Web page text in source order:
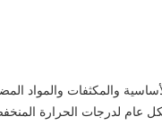
والمكثفات والمواد
لدرجات الحرارة المنخفضة